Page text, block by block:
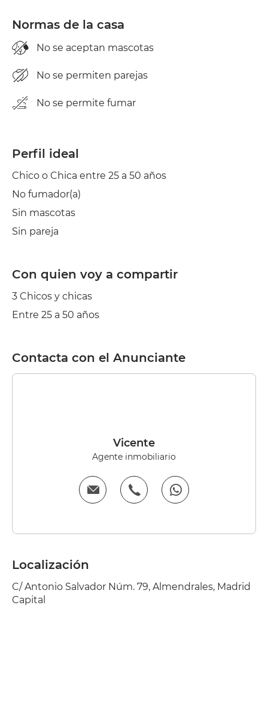
Normas de la casa
No se aceptan mascotas
No se permiten parejas
No se permite fumar
Perfil ideal
Chico o Chica entre 25 a 50 años
No fumador(a)
Sin mascotas
Sin pareja
Con quien voy a compartir
3 Chicos y chicas
Entre 25 a 50 años
Contacta con el Anunciante
Vicente
Agente inmobiliario
Localización
C/ Antonio Salvador Núm. 79, Almendrales, Madrid
Capital